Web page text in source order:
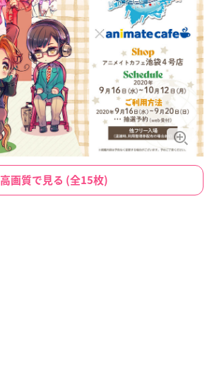
高画質で見る (全15枚)